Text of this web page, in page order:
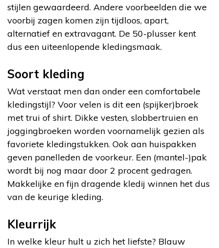
stijlen gewaardeerd. Andere voorbeelden die we
voorbij zagen komen zijn tijdloos, apart,
alternatief en extravagant. De 50-plusser kent
dus een uiteenlopende kledingsmaak.
Soort kleding
Wat verstaat men dan onder een comfortabele
kledingstijl? Voor velen is dit een (spijker)broek
met trui of shirt. Dikke vesten, slobbertruien en
joggingbroeken worden voornamelijk gezien als
favoriete kledingstukken. Ook aan huispakken
geven panelleden de voorkeur. Een (mantel-)pak
wordt bij nog maar door 2 procent gedragen.
Makkelijke en fijn dragende kledij winnen het dus
van de keurige kleding.
Kleurrijk
In welke kleur hult u zich het liefste? Blauw